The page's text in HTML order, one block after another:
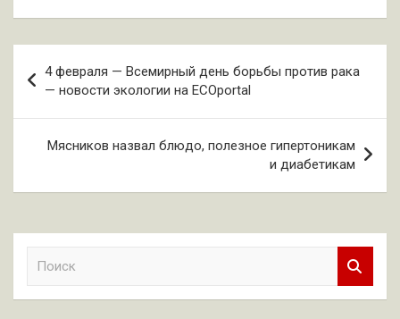
по
записям
4 февраля — Всемирный день борьбы против рака
— новости экологии на ECOportal
Мясников назвал блюдо, полезное гипертоникам
и диабетикам